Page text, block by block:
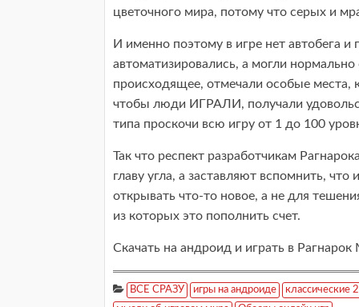
цветочного мира, потому что серых и
И именно поэтому в игре нет автобега
автоматизировались, а могли
происходящее, отмечали особые
чтобы люди ИГРАЛИ, получали
типа проскочи всю игру от 1 до 100
Так что респект разработчикам
главу угла, а заставляют вспомнить,
открывать что-то новое, а не для
из которых это пополнить счет.
Скачать на андроид и играть в
ВСЕ СРАЗУ игры на андроиде
классические